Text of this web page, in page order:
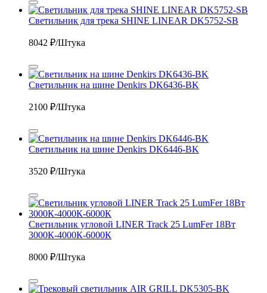
Светильник для трека SHINE LINEAR DK5752-SB
8042 ₽/Штука
Светильник на шине Denkirs DK6436-BK
2100 ₽/Штука
Светильник на шине Denkirs DK6446-BK
3520 ₽/Штука
Светильник угловой LINER Track 25 LumFer 18Вт
3000К-4000К-6000К
8000 ₽/Штука